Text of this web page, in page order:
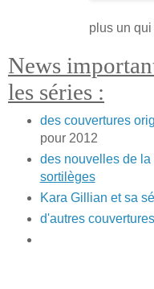
plus un qui
News
les séries :
des couvertures
pour 2012
des nouvelles de la
sortilèges
Kara Gillian et sa
d'autres